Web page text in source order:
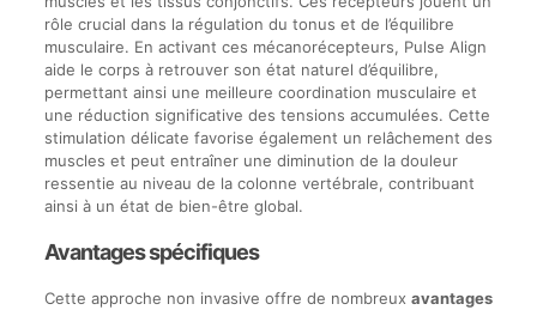
rôle crucial dans la régulation du tonus et de l’équilibre
musculaire. En activant ces mécanorécepteurs, Pulse Align
aide le corps à retrouver son état naturel d’équilibre,
permettant ainsi une meilleure coordination musculaire et
une réduction significative des tensions accumulées. Cette
stimulation délicate favorise également un relâchement des
muscles et peut entraîner une diminution de la douleur
ressentie au niveau de la colonne vertébrale, contribuant
ainsi à un état de bien-être global.
Avantages spécifiques
Cette approche non invasive offre de nombreux avantages